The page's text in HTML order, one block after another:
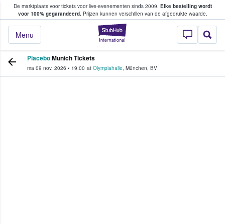
De marktplaats voor tickets voor live-evenementen sinds 2009. Elke bestelling wordt
voor 100% gegarandeerd.Prijzen kunnen verschillen van de afgedrukte waarde.
StubHub: waar
Menu
tickets kopen en verkopen
PlaceboMunich Tickets
ma 09 nov. 2026 • 19:00 at Olympiahalle, München, BV